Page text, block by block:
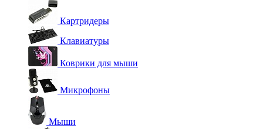
Картридеры
Клавиатуры
Коврики для мыши
Микрофоны
Мыши